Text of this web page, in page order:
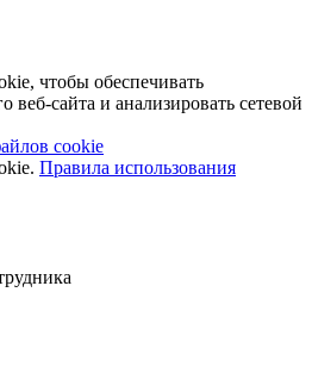
чтобы обеспечивать
веб-сайта и анализировать сетевой
cookie
Правила использования